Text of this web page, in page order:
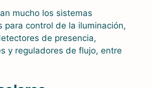
mucho los sistemas
para control de la iluminación,
de presencia,
y reguladores de flujo, entre